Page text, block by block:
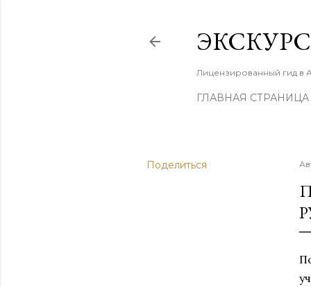
Лицензированный гид в
ГЛАВНАЯ СТРАНИЦА
Поделиться